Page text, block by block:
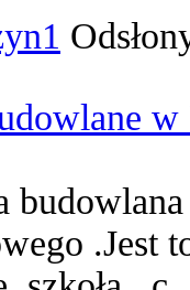
.Jest